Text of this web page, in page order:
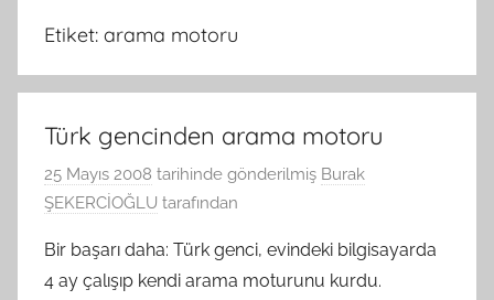
Etiket: arama motoru
Türk gencinden arama motoru
25 Mayıs 2008 tarihinde gönderilmiş Burak
ŞEKERCİOĞLU tarafından
Bir başarı daha: Türk genci, evindeki bilgisayarda
4 ay çalışıp kendi arama moturunu kurdu.